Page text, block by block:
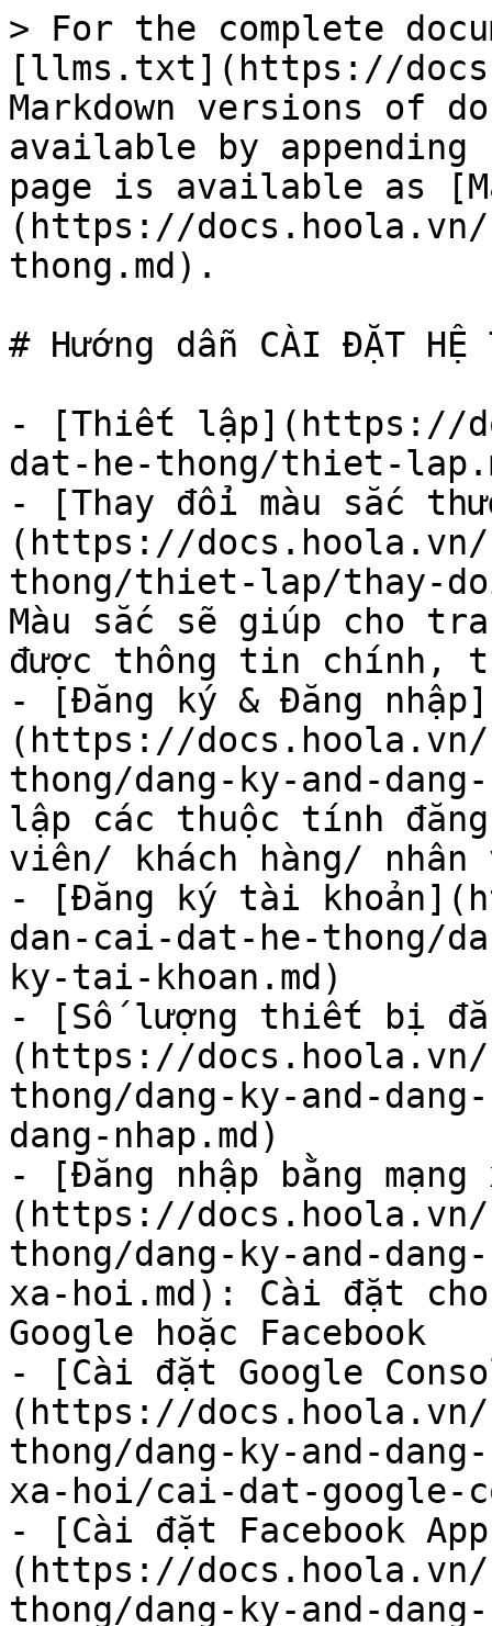
> For the complete
[llms.txt](https://
Markdown versions of
available by
page is available as
(https://docs.hoola.vn/
thong.md).
# Hướng dẫn CÀI ĐẶT HỆ
- [Thiết lập](https://
dat-he-thong/thiet-
- [Thay đổi màu sắc
(https://docs.hoola.vn/
thong/thiet-lap/thay-
Màu sắc sẽ giúp cho
được thông tin chính,
- [Đăng ký & Đăng nhập]
(https://docs.hoola.vn/
thong/dang-ky-and-
lập các thuộc tính
viên/ khách hàng/
- [Đăng ký tài
dan-cai-dat-he-thong/
ky-tai-khoan.md)
- [Số lượng thiết bị
(https://docs.hoola.vn/
thong/dang-ky-and-
dang-nhap.md)
- [Đăng nhập bằng
(https://docs.hoola.vn/
thong/dang-ky-and-
xa-hoi.md): Cài đặt
Google hoặc Facebook
- [Cài đặt Google
(https://docs.hoola.vn/
thong/dang-ky-and-
xa-hoi/cai-dat-google-
- [Cài đặt Facebook
(https://docs.hoola.vn/
thong/dang-ky-and-